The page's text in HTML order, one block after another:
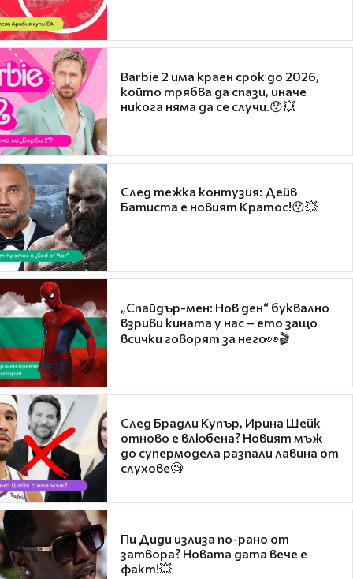
Barbie 2 има краен срок до 2026,
който трябва да спази, иначе
никога няма да се случи.😯💥
След тежка контузия: Дейв
Батиста е новият Кратос!😯💥
„Спайдър-мен: Нов ден“ буквално
взриви кината у нас – ето защо
всички говорят за него👀🎬
След Брадли Купър, Ирина Шейк
отново е влюбена? Новият мъж
до супермодела разпали лавина от
слухове🧐
Пи Диди излиза по-рано от
затвора? Новата дата вече е
факт!💥